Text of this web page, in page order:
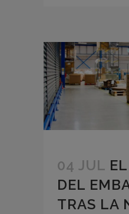
04 JUL
DEL
TRAS LA